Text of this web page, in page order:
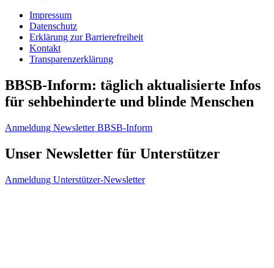
Impressum
Datenschutz
Erklärung zur Barrierefreiheit
Kontakt
Transparenzerklärung
BBSB-Inform: täglich aktualisierte Infos
für sehbehinderte und blinde Menschen
Anmeldung Newsletter BBSB-Inform
Unser Newsletter für Unterstützer
Anmeldung Unterstützer-Newsletter